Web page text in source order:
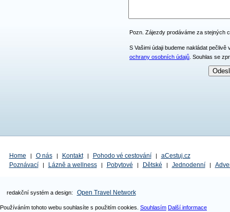
Pozn. Zájezdy prodáváme za stejných
S Vašimi údaji budeme nakládat
ochrany osobních údajů . Souhlas se
Home | O nás | Kontakt | Pohodo vé cestování |
aCestuj.cz
Poznávací
| Lázně a wellness | Pobytové | Dětské | Jednodenní |
redakční systém a design: Open Travel Network
Používáním tohoto webu souhlasíte s použitím cookies. Souhlasím Další informace